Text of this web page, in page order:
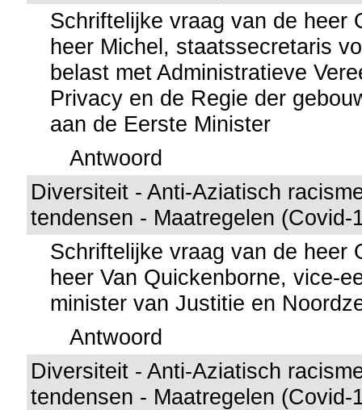
Schriftelijke vraag van de heer
heer Michel, staatssecretaris
belast met Administratieve
Privacy en de Regie der
aan de Eerste Minister
Antwoord
Diversiteit - Anti-Aziatisch
tendensen - Maatregelen (Covid-
Schriftelijke vraag van de heer
heer Van Quickenborne, vice-
minister van Justitie en
Antwoord
Diversiteit - Anti-Aziatisch
tendensen - Maatregelen (Covid-